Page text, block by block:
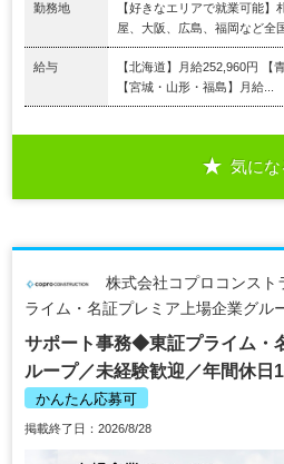
勤務地
【好きなエリアで就業可能
屋、大阪、広島、福岡など全
給与
【北海道】月給252,960円 【
【宮城・山形・福島】月給...
気にな
株式会社コプロコンスト
ライム・名証プレミア上場企業グル
サポート事務◆東証プライム・
ループ／未経験歓迎／年間休
かんたん応募可
掲載終了日：2026/8/28